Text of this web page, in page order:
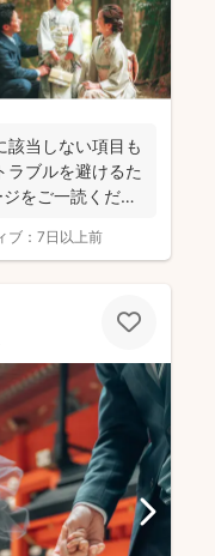
該当しない項目も
ラブルを避けるた
をご一読くださ
ブ： 7日以上前